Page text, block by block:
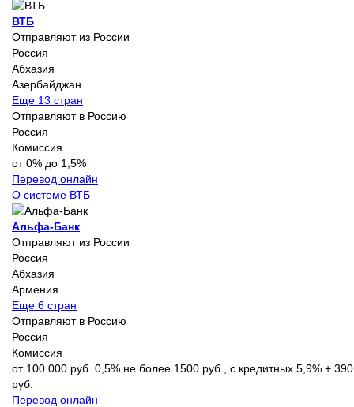
ВТБ
Отправляют из России
Россия
Абхазия
Азербайджан
Еще 13 стран
Отправляют в Россию
Россия
Комиссия
от 0% до 1,5%
Перевод онлайн
О системе ВТБ
Альфа-Банк
Отправляют из России
Россия
Абхазия
Армения
Еще 6 стран
Отправляют в Россию
Россия
Комиссия
от 100 000 руб. 0,5% не более 1500 руб., с кредитных 5,9% + 390
руб.
Перевод онлайн